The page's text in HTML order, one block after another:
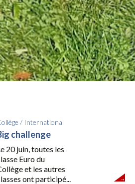
/ International
challenge
20 juin, toutes les
Euro du
et les autres
ont participé...